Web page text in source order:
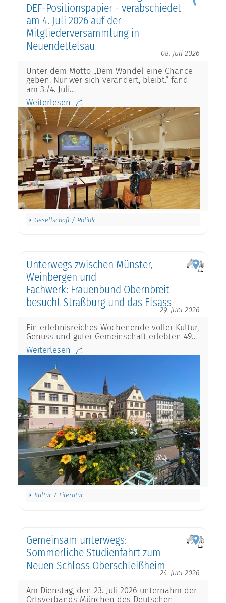
DEF-Positionspapier - verabschiedet
am 4. Juli 2026 auf der
Mitgliederversammlung in
Neuendettelsau
08. Juli 2026
Unter dem Motto „Dem Wandel eine Chance
geben. Nur wer sich verändert, bleibt.“ fand
am 3./4. Juli…
Weiterlesen
Gesellschaft / Politik
Unterwegs zwischen Münster,
Weinbergen und
Fachwerk: Frauenbund Obernbreit
besucht Straßburg und das Elsass
29. Juni 2026
Ein erlebnisreiches Wochenende voller Kultur,
Genuss und guter Gemeinschaft erlebten 49…
Weiterlesen
Kultur / Literatur
Gemeinsam unterwegs:
Sommerliche Studienfahrt zum
Neuen Schloss Oberschleißheim
24. Juni 2026
Am Dienstag, den 23. Juli 2026 unternahm der
Ortsverbands München des Deutschen